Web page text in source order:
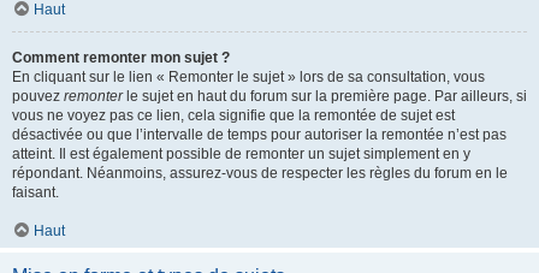
Haut
Comment remonter mon sujet ?
En cliquant sur le lien « Remonter le sujet » lors de sa consultation, vous
pouvez remonterle sujet en haut du forum sur la première page. Par ailleurs, si
vous ne voyez pas ce lien, cela signifie que la remontée de sujet est
désactivée ou que l’intervalle de temps pour autoriser la remontée n’est pas
atteint. Il est également possible de remonter un sujet simplement en y
répondant. Néanmoins, assurez-vous de respecter les règles du forum en le
faisant.
Haut